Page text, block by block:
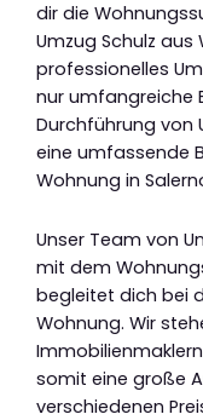
dir die
Umzug Schulz aus
professionelles
nur umfangreiche
Durchführung von
eine umfassende
Wohnung in
Unser Team von
mit dem
begleitet dich bei
Wohnung. Wir
somit eine große
verschiedenen